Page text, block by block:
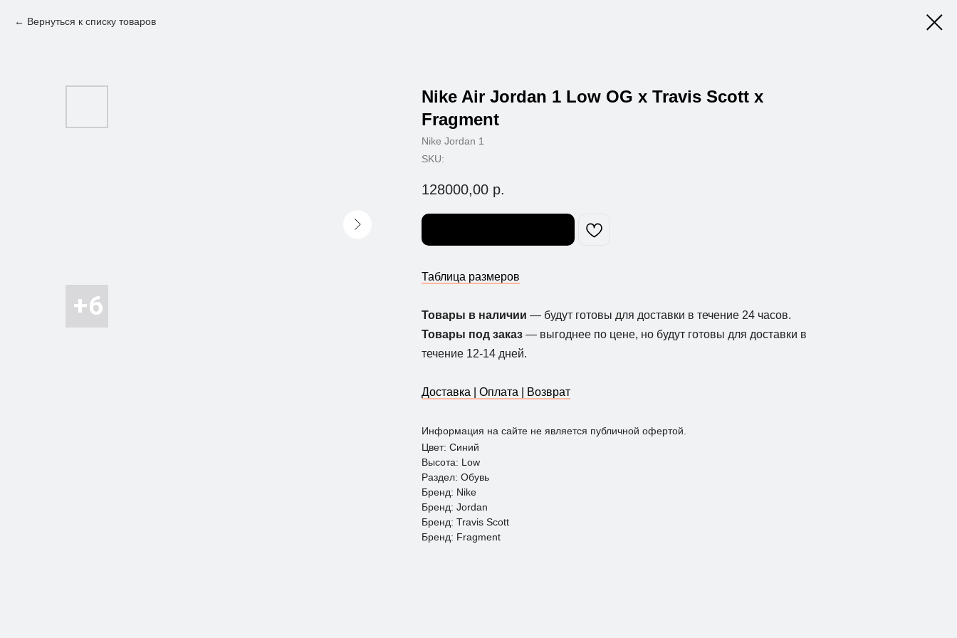
Вернуться к списку товаров
Nike Air Jordan 1 Low OG x Travis Scott x
Fragment
Nike Jordan 1
SKU:
128000,00 р.
Таблица размеров
Товары в наличии — будут готовы для доставки в течение 24 часов.
Товары под заказ — выгоднее по цене, но будут готовы для доставки в
течение 12-14 дней.
Доставка | Оплата | Возврат
Информация на сайте не является публичной офертой.
Цвет: Синий
Высота: Low
Раздел: Обувь
Бренд: Nike
Бренд: Jordan
Бренд: Travis Scott
Бренд: Fragment